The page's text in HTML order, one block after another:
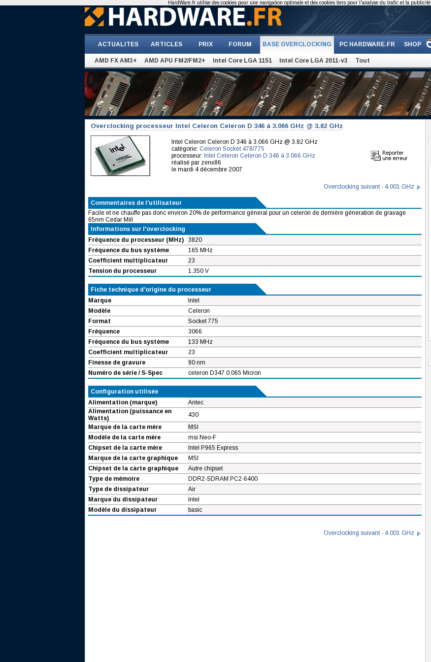
ACTUALITES ARTICLES PRIX FORUM BASE OVERCLOCKING PC HARDWARE.FR SHOP
AMD FX AM3+ AMD APU FM2/FM2+ Intel Core LGA 1151 Intel Core LGA 2011-v3 Tout
Overclocking processeur Intel Celeron Celeron D 346 à 3.066 GHz @ 3.82 GHz
Intel Celeron Celeron D 346 à 3.066 GHz @ 3.82 GHz
catégorie: Celeron Socket 478/775
processeur: Intel Celeron Celeron D 346 à 3.066 GHz
réalisé par zenx86
le mardi 4 décembre 2007
Overclocking suivant - 4.001 GHz
Commentaires de l'utilisateur
Facile et ne chauffe pas donc environ 20% de performance géneral pour un celeron de dernière géneration de gravage
65nm Cedar Mill
Informations sur l'overclocking
Fréquence du processeur (MHz)
3820
Fréquence du bus système
165 MHz
Coefficient multiplicateur
23
Tension du processeur
1.350 V
Fiche technique d'origine du processeur
Marque
Intel
Modèle
Celeron
Format
Socket 775
Fréquence
3066
Fréquence du bus système
133 MHz
Coefficient multiplicateur
23
Finesse de gravure
90 nm
Numéro de série / S-Spec
celeron D347 0.065 Micron
Configuration utilisée
Alimentation (marque)
Antec
Alimentation (puissance en
Watts)
430
Marque de la carte mère
MSI
Modèle de la carte mère
msi Neo-F
Chipset de la carte mère
Intel P965 Express
Marque de la carte graphique
MSI
Chipset de la carte graphique
Autre chipset
Type de mémoire
DDR2-SDRAM PC2-6400
Type de dissipateur
Air
Marque du dissipateur
Intel
Modèle du dissipateur
basic
Overclocking suivant - 4.001 GHz
HardWare.fr utilise des cookies pour une navigation optimale et des cookies tiers pour l'analyse du trafic et la publicité